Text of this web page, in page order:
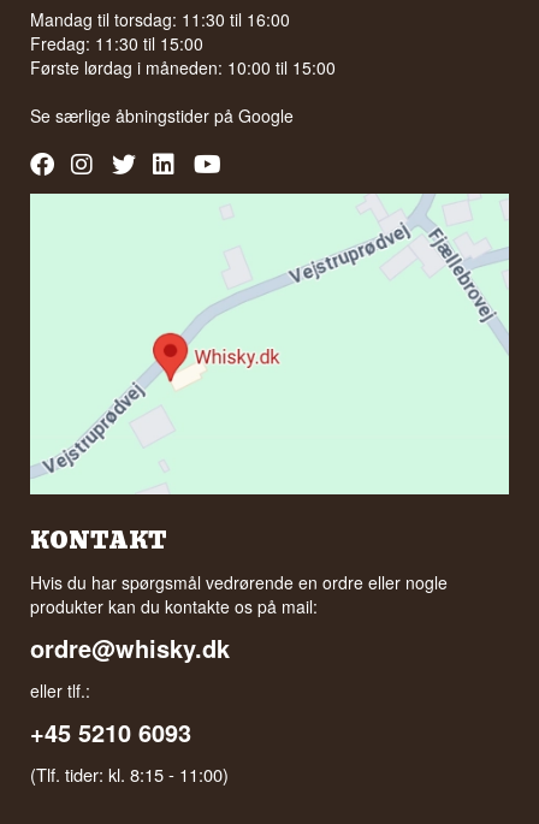
Mandag til torsdag: 11:30 til 16:00
Fredag: 11:30 til 15:00
Første lørdag i måneden: 10:00 til 15:00
Se særlige åbningstider påGoogle
KONTAKT
Hvis du har spørgsmål vedrørende en ordre eller nogle
produkter kan du kontakte os på mail:
ordre@whisky.dk
eller tlf.:
+45 5210 6093
(Tlf. tider: kl. 8:15 - 11:00)